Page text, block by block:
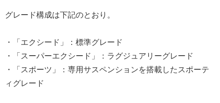
グレード構成は下記のとおり。
・「エクシード」：標準グレード
・「スーパーエクシード」：ラグジュアリーグレード
・「スポーツ」：専用サスペンションを搭載したスポーテ
ィグレード